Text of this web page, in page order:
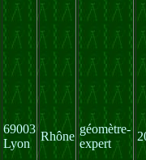
69003
Lyon
Rhône
géomètre-
expert